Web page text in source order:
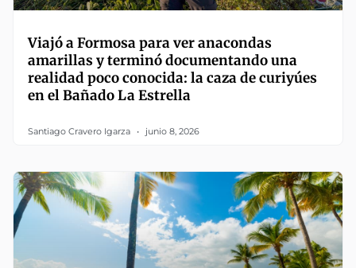
Viajó a Formosa para ver anacondas
amarillas y terminó documentando una
realidad poco conocida: la caza de curiyúes
en el Bañado La Estrella
Santiago Cravero Igarza junio 8, 2026